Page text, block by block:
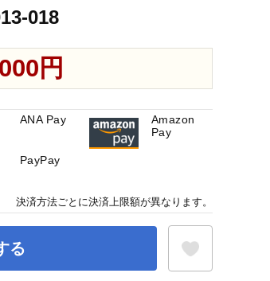
018
円
る
ANA Pay
Amazon
Pay
PayPay
決済方法ごとに決済上限額が異なります。